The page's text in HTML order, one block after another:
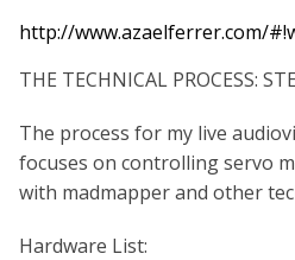
http://www.azaelferrer.com/
THE TECHNICAL PROCESS:
The process for my live
focuses on controlling servo
with madmapper and other
Hardware List: